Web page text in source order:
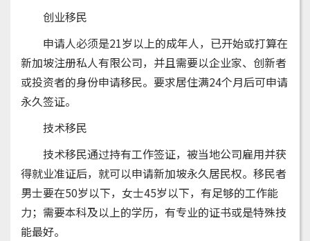
创业移民
申请人必须是21岁以上的成年人，已开始或打算在
新加坡注册私人有限公司，并且需要以企业家、创新者
或投资者的身份申请移民。要求居住满24个月后可申请
永久签证。
技术移民
技术移民通过持有工作签证，被当地公司雇用并获
得就业准证后，就可以申请新加坡永久居民权。移民者
男士要在50岁以下，女士45岁以下，有足够的工作能
力；需要本科及以上的学历，有专业的证书或是特殊技
能最好。